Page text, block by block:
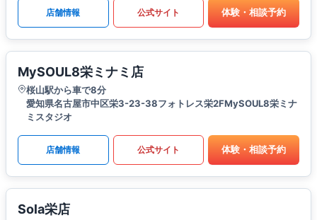
店舗情報 公式サイト 体験・相談予約
MySOUL8栄ミナミ店
桜山駅から車で8分
愛知県名古屋市中区栄3-23-38フォトレス栄2FMySOUL8栄ミナ
ミスタジオ
店舗情報 公式サイト 体験・相談予約
Sola栄店